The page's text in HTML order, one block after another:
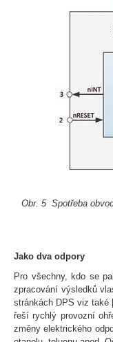
Obr. 5 Spotřeba
Jako dva odpory
Pro všechny, kdo se
zpracování výsledků
stránkách DPS viz také
řeší rychlý provozní
změny elektrického